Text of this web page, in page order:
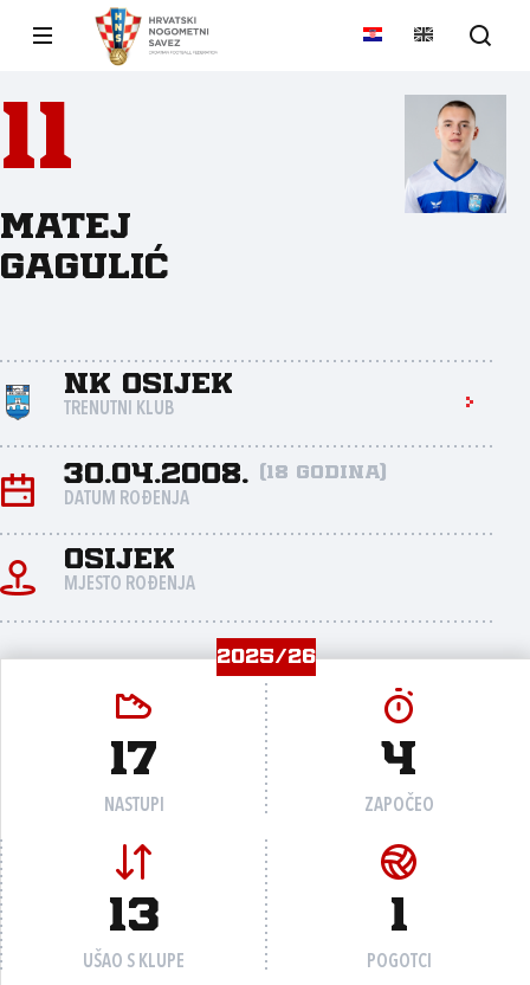
11
Matej
Gagulić
NK Osijek
TRENUTNI KLUB
30.04.2008. (18 godina)
DATUM ROĐENJA
Osijek
MJESTO ROĐENJA
2025/26
17
NASTUPI
4
ZAPOČEO
13
UŠAO S KLUPE
1
POGOTCI